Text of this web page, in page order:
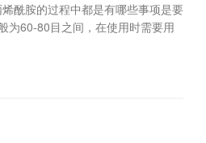
酰胺的过程中都是有哪些事项是要
为60-80目之间，在使用时需要用